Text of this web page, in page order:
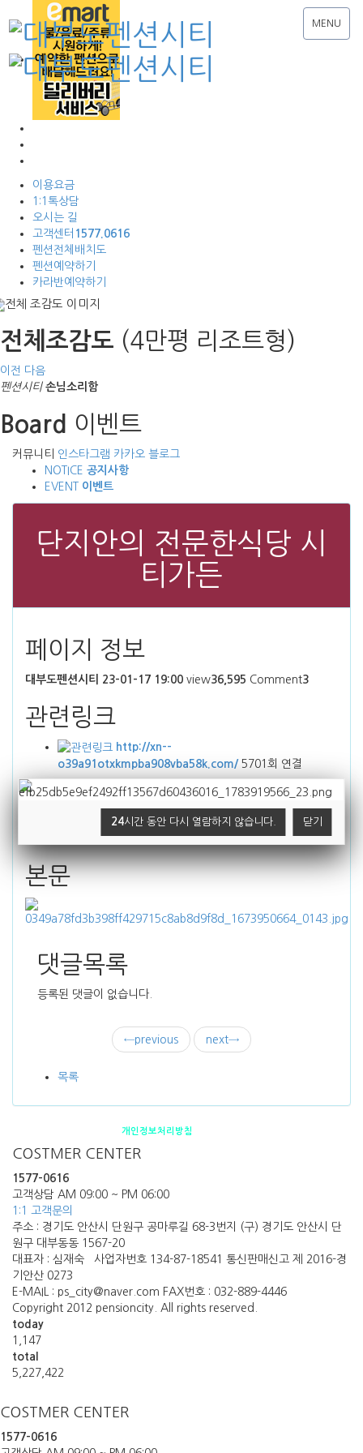
24시간 동안 다시 열람하지 않습니다. 닫기
이용요금
1:1톡상담
오시는 길
고객센터 1577.0616
펜션전체배치도
펜션예약하기
카라반예약하기
MENU
전체조감도 (4만평 리조트형)
이전 다음
펜션시티 손님소리함
Board 이벤트
커뮤니티 인스타그램 카카오 블로그
NOTICE 공지사항
EVENT
이벤트
단지안의 전문한식당 시
티가든
페이지 정보
대부도펜션시티 23-01-17 19:00 view36,595 Comment3
관련링크
http://xn--
o39a91otxkmpba908vba58k.com/ 5701회 연결
next
본문
댓글목록
등록된 댓글이 없습니다.
←previous next→
목록
개인정보처리방침
COSTMER CENTER
1577-0616
고객상담 AM 09:00 ~ PM 06:00
1:1 고객문의
주소 : 경기도 안산시 단원구 공마루길 68-3번지 (구) 경기도 안산시 단
원구 대부동동 1567-20
대표자 : 심재숙 사업자번호 134-87-18541 통신판매신고 제 2016-경
기안산 0273
E-MAIL : ps_city@naver.com FAX번호 : 032-889-4446
Copyright 2012 pensioncity. All rights reserved.
today
1,147
total
5,227,422
COSTMER CENTER
1577-0616